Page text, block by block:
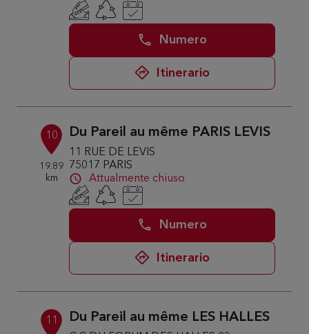
Numero
Itinerario
10
19.89
km
Du Pareil au même PARIS LEVIS
11 RUE DE LEVIS
75017 PARIS
Attualmente chiuso
Numero
Itinerario
11 Du Pareil au même LES HALLES